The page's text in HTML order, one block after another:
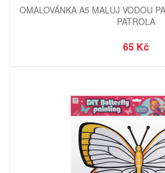
OMALOVÁNKA A5 MALUJ VODOU
PATROLA
65 Kč